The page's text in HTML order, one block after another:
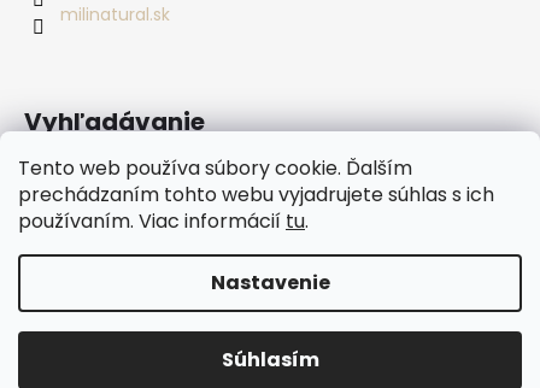
Tento web používa súbory cookie. Ďalším
prechádzaním tohto webu vyjadrujete súhlas s ich
používaním. Viac informácií tu.
Nastavenie
Súhlasím
milinatural.sk
Vyhľadávanie
HĽADAŤ
Copyright 2026Mili Natural. Všetky práva vyhradené.
Upraviť nastavenie cookies